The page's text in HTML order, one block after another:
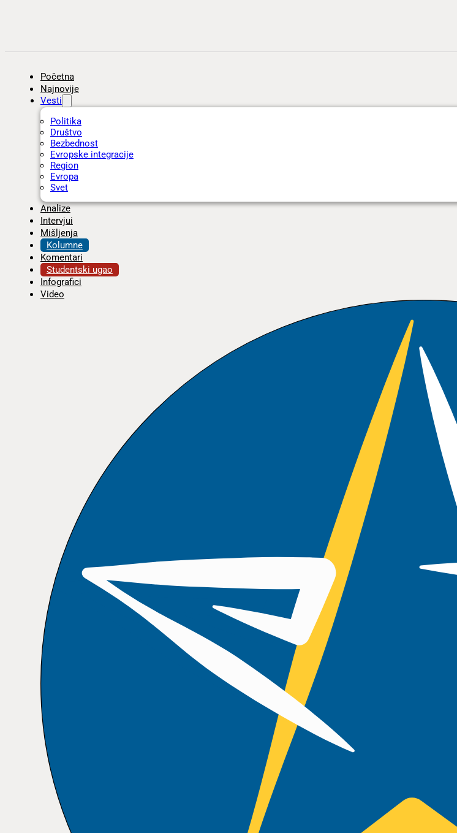
Početna
Najnovije
Vesti
Politika
Društvo
Bezbednost
Evropske integracije
Region
Evropa
Svet
Analize
Intervjui
Mišljenja
Kolumne
Komentari
Studentski ugao
Infografici
Video